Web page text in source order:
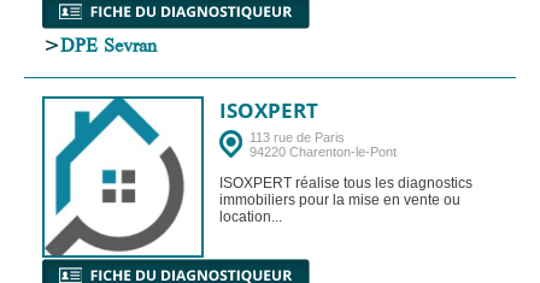
>DPE Sevran
ISOXPERT
113 rue de Paris
94220 Charenton-le-Pont
ISOXPERT réalise tous les diagnostics
immobiliers pour la mise en vente ou
location...